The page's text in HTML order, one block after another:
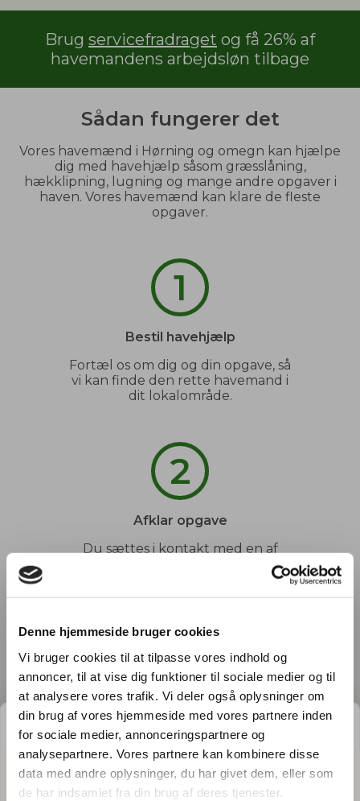
Denne hjemmeside bruger cookies
Vi bruger cookies til at tilpasse vores indhold og
annoncer, til at vise dig funktioner til sociale medier og til
at analysere vores trafik. Vi deler også oplysninger om
din brug af vores hjemmeside med vores partnere inden
for sociale medier, annonceringspartnere og
analysepartnere. Vores partnere kan kombinere disse
data med andre oplysninger, du har givet dem, eller som
de har indsamlet fra din brug af deres tjenester.
Brug servicefradraget og få 26% af
havemandens arbejdsløn tilbage
Sådan fungerer det
Vores havemænd i Hørning og omegn kan hjælpe
dig med havehjælp såsom græsslåning,
hækklipning, lugning og mange andre opgaver i
haven. Vores havemænd kan klare de fleste
opgaver.
1
Bestil havehjælp
Fortæl os om dig og din opgave, så
vi kan finde den rette havemand i
dit lokalområde.
2
Afklar opgave
Du sættes i kontakt med en af
vores havemænd, og sammen
fastsætter et tidspunkt.
3
Arbejdet udføres
Du kan slappe af, mens din
havemand ordner din have. Du
behøver ikke engang være
hjemme.
GRATIS PRISESTIMAT
Hvad koster detegentligat få
hjælp i haven?